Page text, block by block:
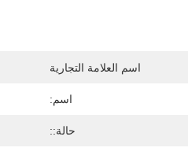
اسم العلامة التجارية
اسم:
حالة::